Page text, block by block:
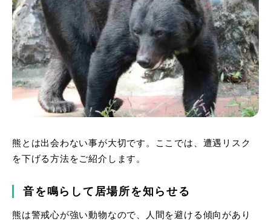
熊とは出会わない事が大切です。ここでは、遭遇リスク
を下げる方法をご紹介します。
音を鳴らして居場所を知らせる
熊は警戒心が強い動物なので、人間を避ける傾向があり